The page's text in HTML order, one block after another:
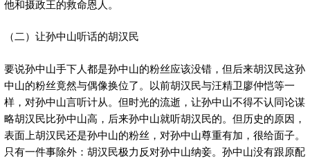
他和摄政王的救命恩人。
（二）让孙中山听话的胡汉民
要说孙中山手下人都是孙中山的粉丝应该没错，但后来胡汉民这孙
中山的粉丝竟然与偶像换位了。以前胡汉民与汪精卫廖仲恺等一
样，对孙中山言听计从。但时光的流逝，让孙中山不得不认同论谋
略胡汉民比孙中山高，后来孙中山就听胡汉民的。但历史的原因，
表面上胡汉民还是孙中山的粉丝，对孙中山尊重有加，很给面子。
只有一件事除外：胡汉民极力反对孙中山纳妾。孙中山没有跟原配